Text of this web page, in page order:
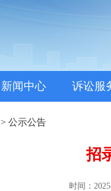
新闻中心 诉讼服
> 公示公告
招
时间：